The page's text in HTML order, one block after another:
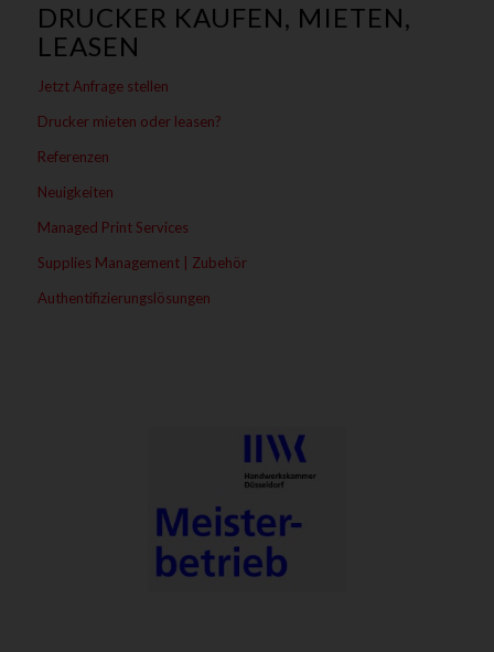
DRUCKER KAUFEN, MIETEN,
LEASEN
Jetzt Anfrage stellen
Drucker mieten oder leasen?
Referenzen
Neuigkeiten
Managed Print Services
Supplies Management | Zubehör
Authentifizierungslösungen